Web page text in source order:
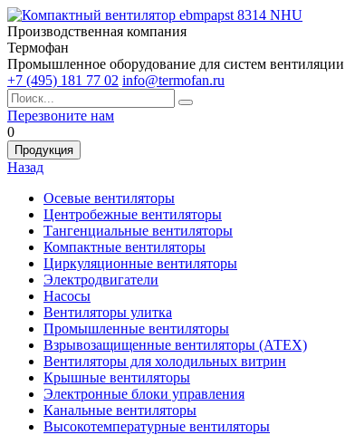
Производственная компания
Термофан
Промышленное оборудование для систем вентиляции
+7 (495) 181 77 02 info@termofan.ru
Перезвоните нам
0
Продукция
Назад
Осевые вентиляторы
Центробежные вентиляторы
Тангенциальные вентиляторы
Компактные вентиляторы
Циркуляционные вентиляторы
Электродвигатели
Насосы
Вентиляторы улитка
Промышленные вентиляторы
Взрывозащищенные вентиляторы (АТЕХ)
Вентиляторы для холодильных витрин
Крышные вентиляторы
Электронные блоки управления
Канальные вентиляторы
Высокотемпературные вентиляторы